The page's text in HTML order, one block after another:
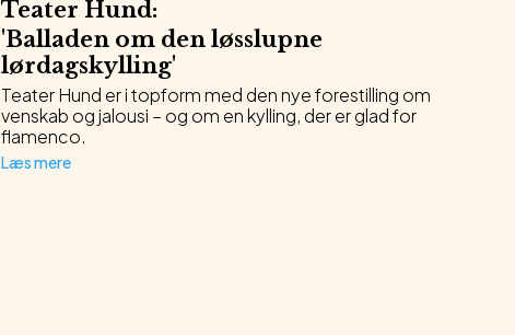
Teater Hund:
'Balladen om den løsslupne
lørdagskylling'
Teater Hund er i topform med den nye forestilling om
venskab og jalousi – og om en kylling, der er glad for
flamenco.
Læs mere